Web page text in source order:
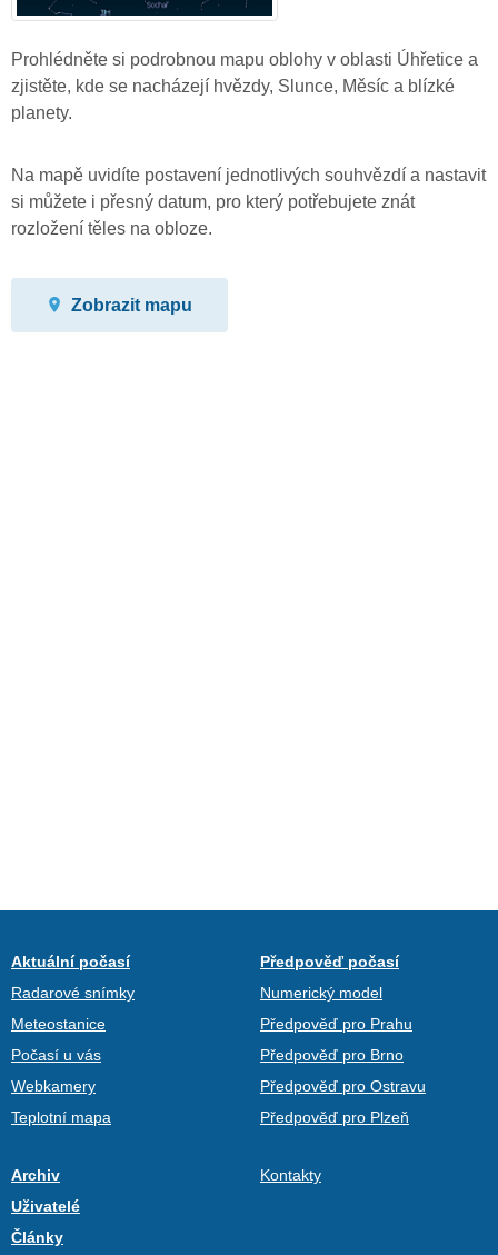
Prohlédněte si podrobnou mapu oblohy v oblasti Úhřetice a
zjistěte, kde se nacházejí hvězdy, Slunce, Měsíc a blízké
planety.
Na mapě uvidíte postavení jednotlivých souhvězdí a nastavit
si můžete i přesný datum, pro který potřebujete znát
rozložení těles na obloze.
Zobrazit mapu
Aktuální počasí
Radarové snímky
Meteostanice
Počasí u vás
Webkamery
Teplotní mapa
Předpověď počasí
Numerický model
Předpověď pro Prahu
Předpověď pro Brno
Předpověď pro Ostravu
Předpověď pro Plzeň
Archiv
Uživatelé
Články
Kontakty